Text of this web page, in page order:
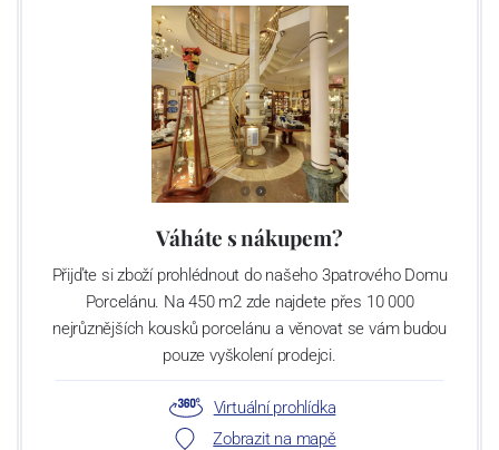
Váháte s nákupem?
Přijďte si zboží prohlédnout do našeho 3patrového Domu
Porcelánu. Na 450 m2 zde najdete přes 10 000
nejrůznějších kousků porcelánu a věnovat se vám budou
pouze vyškolení prodejci.
Virtuální prohlídka
Zobrazit na mapě